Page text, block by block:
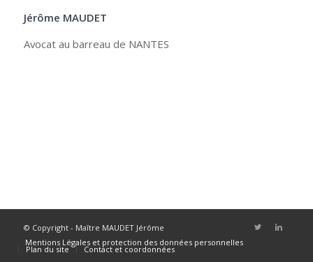
Jérôme MAUDET
Avocat au barreau de NANTES
© Copyright - Maître MAUDET Jérôme
Mentions Légales et protection des données personnelles
Plan du site Contact et coordonnées